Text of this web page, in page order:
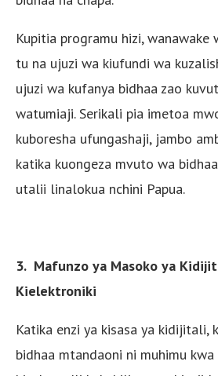
Kupitia programu hizi, wanawake
tu na ujuzi wa kiufundi wa
ujuzi wa kufanya bidhaa zao
watumiaji. Serikali pia imetoa
kuboresha ufungashaji, jambo
katika kuongeza mvuto wa
utalii linalokua nchini Papua.
3. Mafunzo ya Masoko ya
Kielektroniki
Katika enzi ya kisasa ya kidijitali,
bidhaa mtandaoni ni muhimu